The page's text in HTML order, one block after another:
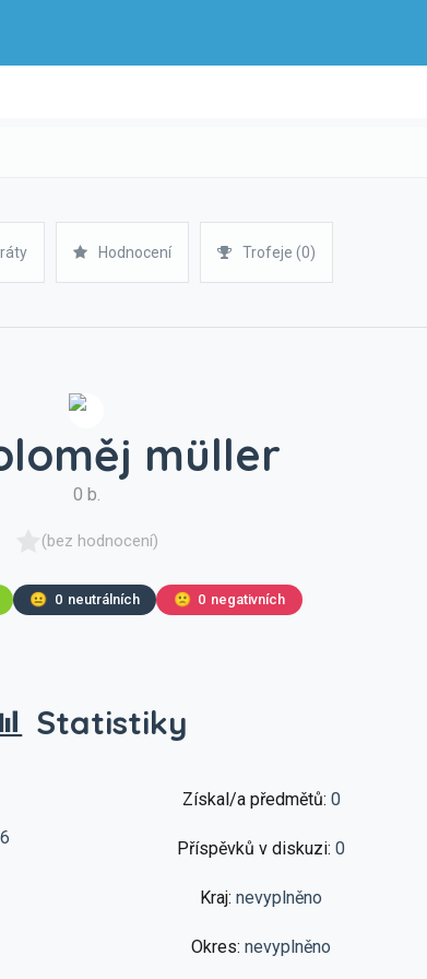
Hodnocení Trofeje (0)
müller
0 b.
(bez hodnocení)
😐 0 neutrálních 🙁 0 negativních
Statistiky
Získal/a předmětů: 0
Příspěvků v diskuzi: 0
Kraj: nevyplněno
Okres: nevyplněno